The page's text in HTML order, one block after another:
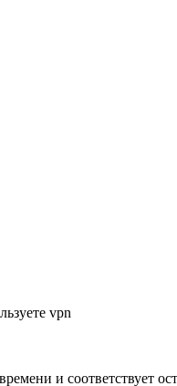
vpn
и соответствует